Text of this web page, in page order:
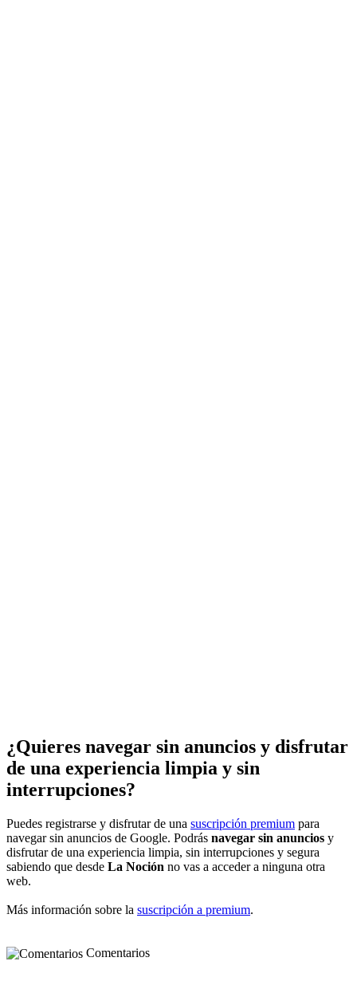
¿Quieres navegar sin anuncios y disfrutar
de una experiencia limpia y sin
interrupciones?
Puedes registrarse y disfrutar de una suscripción premium para
navegar sin anuncios de Google. Podrás navegar sin anuncios y
disfrutar de una experiencia limpia, sin interrupciones y segura
sabiendo que desde La Noción no vas a acceder a ninguna otra
web.
Más información sobre la suscripción a premium.
Comentarios